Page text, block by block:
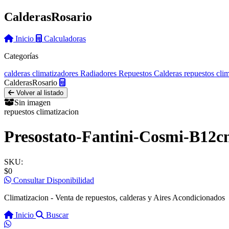
CalderasRosario
Inicio
Calculadoras
Categorías
calderas climatizadores Radiadores Repuestos Calderas repuestos
CalderasRosario
Volver al listado
Sin imagen
repuestos climatizacion
Presostato-Fantini-Cosmi-
SKU:
$0
Consultar Disponibilidad
Climatizacion - Venta de repuestos, calderas y Aires Acondicionados
Inicio
Buscar